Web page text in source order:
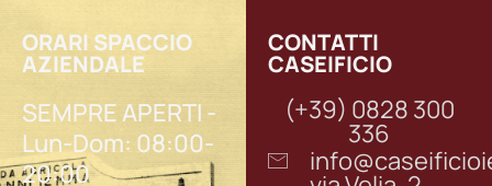
SEMPRE APERTI -
Lun-Dom: 08:00-
20:00
ORARI SPACCIO
AZIENDALE
(+39) 0828 300
336
CONTATTI
CASEIFICIO